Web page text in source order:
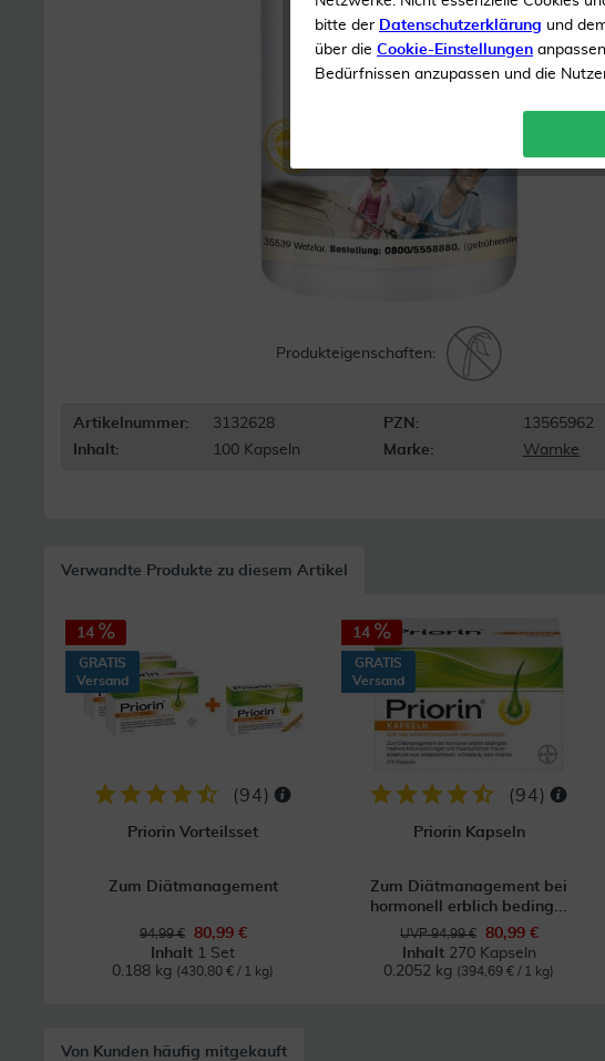
Produkteigenschaften:
Artikelnummer: 3132628 PZN:
13565962
Inhalt:
100 Kapseln Marke: Warnke
Verwandte Produkte zu diesem Artikel
14
GRATIS
Versand
(94)
Priorin Vorteilsset
Zum Diätmanagement
94,99 €
80,99 €
Inhalt 1 Set
0.188 kg (430,80 € / 1 kg)
14
GRATIS
Versand
(94)
Priorin Kapseln
Zum Diätmanagement bei
hormonell erblich beding...
UVP 94,99 €
80,99 €
Inhalt 270 Kapseln
0.2052 kg (394,69 € / 1 kg)
Von Kunden häufig mitgekauft
bitte der Datenschutzerklärung und
über die Cookie-Einstellungen
Bedürfnissen anzupassen und die